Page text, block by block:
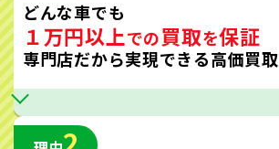
どんな車でも
１万円以上での買取を保証
専門店だから実現できる高価買取